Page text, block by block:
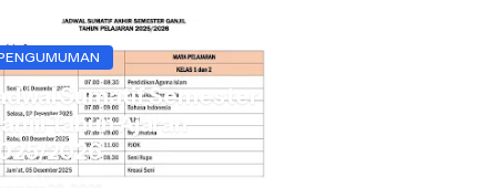
Sumatif Semester
Tahun Ajaran
2026